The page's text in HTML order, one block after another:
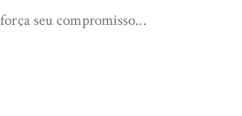
seu compromisso...